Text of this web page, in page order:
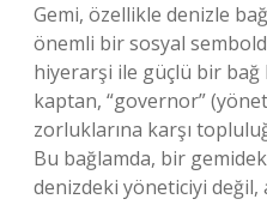
Gemi, özellikle denizle
önemli bir sosyal
hiyerarşi ile güçlü bir
kaptan, “governor”
zorluklarına karşı
Bu bağlamda, bir
denizdeki yöneticiyi değil,